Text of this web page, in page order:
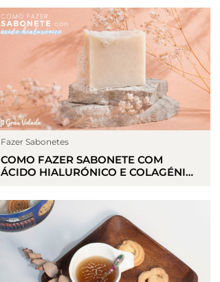
Fazer Sabonetes
COMO FAZER SABONETE COM
ÁCIDO HIALURÓNICO E COLAGÉNIO